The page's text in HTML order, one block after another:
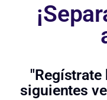
"Regístrate
siguientes